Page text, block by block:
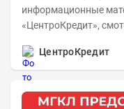
информационные
«ЦентроКредит»,
ЦентроКредит